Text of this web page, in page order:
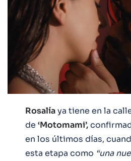
Rosalíaya tiene en la
de ‘Motomami’,
en los últimos días,
esta etapa como “una